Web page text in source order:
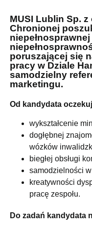
MUSI Lublin Sp. z
Chronionej
poruszającej się
pracy w Dziale
samodzielny
marketingu.
Od kandydata
wykształcenie
dogłębnej
wózków
biegłej obsługi
samodzielności
kreatywności
pracę zespołu.
Do zadań kandydata